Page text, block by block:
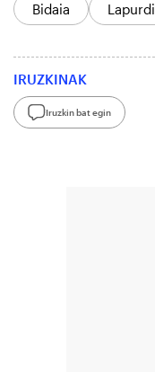
Bidaia Lapurdi
IRUZKINAK
Iruzkin bat egin